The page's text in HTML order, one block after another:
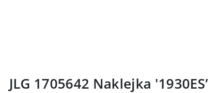
JLG 1705642 Naklejka '1930ES’